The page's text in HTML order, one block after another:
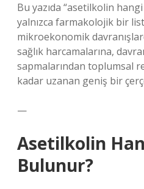
Bu yazıda “asetilkolin
yalnızca farmakolojik bir
mikroekonomik
sağlık harcamalarına,
sapmalarından toplumsal
kadar uzanan geniş bir
—
Asetilkolin
Bulunur?